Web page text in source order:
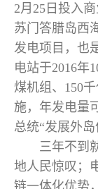
2月25日投入
苏门答腊岛西
发电项目，也
电站于2016年
煤机组、150
施，年发电量
总统“发展外岛
三年不到就
地人民惊叹；
链一体化优势